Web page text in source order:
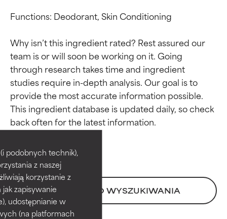
podobnych technik),
z naszej
korzystanie z
zapisywanie
udostępnianie w
(na platformach
Functions: Deodorant, Skin Conditioning
Why isn’t this ingredient rated? Rest assured our
team is or will soon be working on it. Going
through research takes time and ingredient
studies require in-depth analysis. Our goal is to
provide the most accurate information possible.
This ingredient database is updated daily, so check
POWRÓT DO WYSZUKIWANIA
Oceny składników
BEST
Udowodnione i potwierdzone
przez niezależne badania.
Wyjątkowy składnik aktywny
odpowiedni dla większości
typów skóry i problemów
Oceny składników
BEST
Udowodnione i potwierdzone
przez niezależne badania.
Wyjątkowy składnik aktywny
odpowiedni dla większości
typów skóry i problemów